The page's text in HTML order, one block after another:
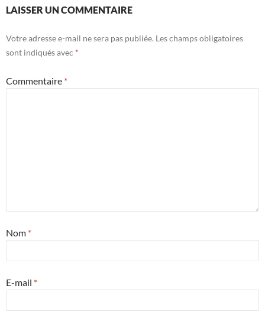
LAISSER UN COMMENTAIRE
Votre adresse e-mail ne sera pas publiée. Les champs obligatoires
sont indiqués avec *
Commentaire *
Nom *
E-mail *